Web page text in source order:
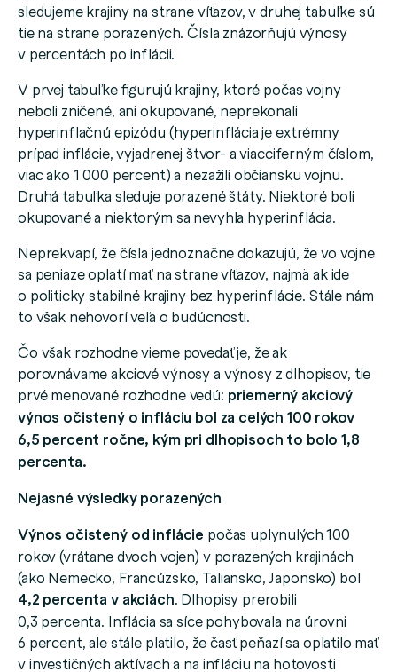
sledujeme krajiny na strane víťazov, v druhej tabuľke sú
tie na strane porazených. Čísla znázorňujú výnosy
v percentách po inflácii.
V prvej tabuľke figurujú krajiny, ktoré počas vojny
neboli zničené, ani okupované, neprekonali
hyperinflačnú epizódu (hyperinflácia je extrémny
prípad inflácie, vyjadrenej štvor- a viacciferným číslom,
viac ako 1 000 percent) a nezažili občiansku vojnu.
Druhá tabuľka sleduje porazené štáty. Niektoré boli
okupované a niektorým sa nevyhla hyperinflácia.
Neprekvapí, že čísla jednoznačne dokazujú, že vo vojne
sa peniaze oplatí mať na strane víťazov, najmä ak ide
o politicky stabilné krajiny bez hyperinflácie. Stále nám
to však nehovorí veľa o budúcnosti.
Čo však rozhodne vieme povedať je, že ak
porovnávame akciové výnosy a výnosy z dlhopisov, tie
prvé menované rozhodne vedú: priemerný akciový
výnos očistený o infláciu bol za celých 100 rokov
6,5 percent ročne, kým pri dlhopisoch to bolo 1,8
percenta.
Nejasné výsledky porazených
Výnos očistený od inflácie počas uplynulých 100
rokov (vrátane dvoch vojen) v porazených krajinách
(ako Nemecko, Francúzsko, Taliansko, Japonsko) bol
4,2 percenta v akciách. Dlhopisy prerobili
0,3 percenta. Inflácia sa síce pohybovala na úrovni
6 percent, ale stále platilo, že časť peňazí sa oplatilo mať
v investičných aktívach a na infláciu na hotovosti